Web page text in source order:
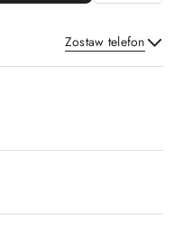
Zostaw telefon